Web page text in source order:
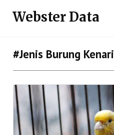
Webster Data
#jenis Burung Kenari